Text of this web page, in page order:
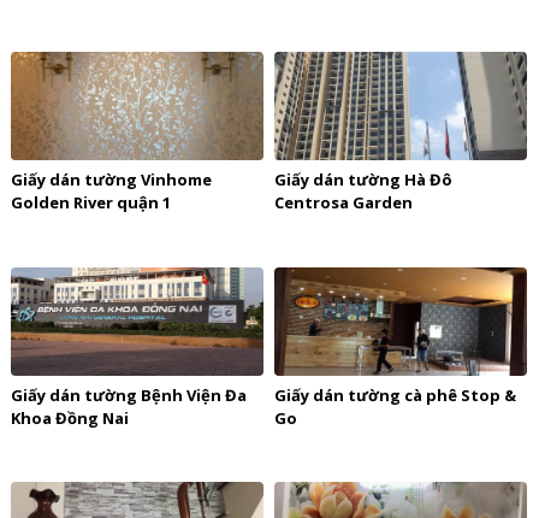
Giấy dán tường Vinhome
Golden River quận 1
Giấy dán tường Hà Đô
Centrosa Garden
Giấy dán tường Bệnh Viện Đa
Khoa Đồng Nai
Giấy dán tường cà phê Stop &
Go